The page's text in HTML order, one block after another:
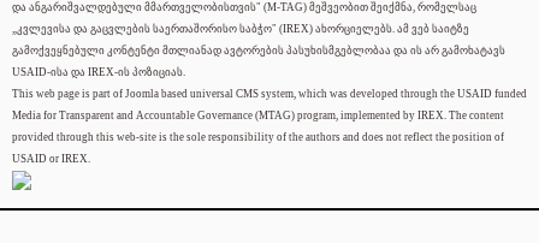
და ანგარიშვალდებული მმართველობისთვის" (M-TAG) მეშვეობით შეიქმნა, რომელსაც
„კვლევისა და გაცვლების საერთაშორისო საბჭო" (IREX) ახორციელებს. ამ ვებ საიტზე
გამოქვეყნებული კონტენტი მთლიანად ავტორების პასუხისმგებლობაა და ის არ გამოხატავს
USAID-ისა და IREX-ის პოზიციას.
This web page is part of Joomla based universal CMS system, which was developed through the USAID funded
Media for Transparent and Accountable Governance (MTAG) program, implemented by IREX. The content
provided through this web-site is the sole responsibility of the authors and does not reflect the position of
USAID or IREX.